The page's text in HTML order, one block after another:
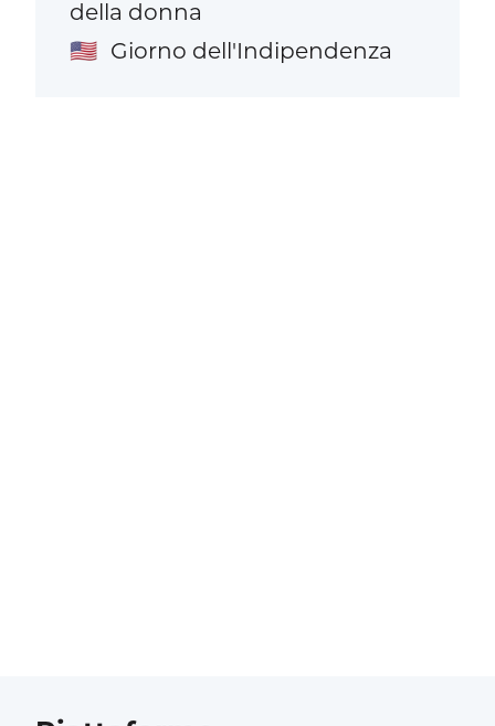
della donna
🇺🇸 Giorno dell'Indipendenza